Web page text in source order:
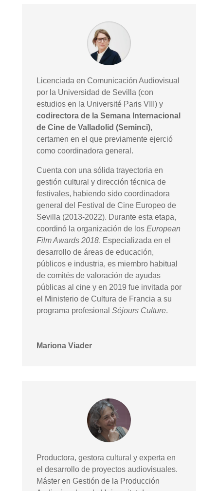
Licenciada en Comunicación Audiovisual
por la Universidad de Sevilla (con
estudios en la Université Paris VIII) y
codirectora de la Semana Internacional
de Cine de Valladolid (Seminci),
certamen en el que previamente ejerció
como coordinadora general.
Cuenta con una sólida trayectoria en
gestión cultural y dirección técnica de
festivales, habiendo sido coordinadora
general del Festival de Cine Europeo de
Sevilla (2013-2022). Durante esta etapa,
coordinó la organización de los European
Film Awards 2018. Especializada en el
desarrollo de áreas de educación,
públicos e industria, es miembro habitual
de comités de valoración de ayudas
públicas al cine y en 2019 fue invitada por
el Ministerio de Cultura de Francia a su
programa profesional Séjours Culture.
Mariona Viader
Productora, gestora cultural y experta en
el desarrollo de proyectos audiovisuales.
Máster en Gestión de la Producción